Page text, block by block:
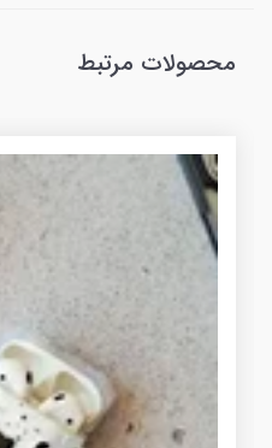
محصولات مرتبط